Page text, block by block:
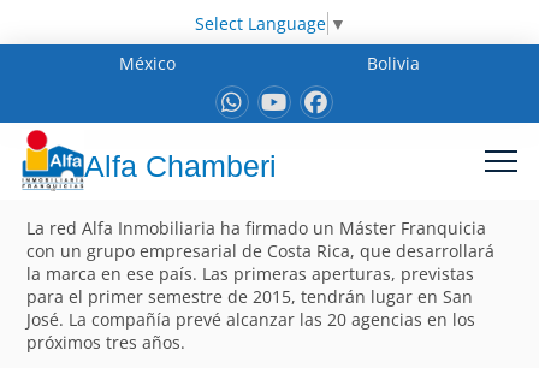
Select Language ▼
México
Bolivia
Alfa Chamberi
La red Alfa Inmobiliaria ha firmado un Máster Franquicia
con un grupo empresarial de Costa Rica, que desarrollará
la marca en ese país. Las primeras aperturas, previstas
para el primer semestre de 2015, tendrán lugar en San
José. La compañía prevé alcanzar las 20 agencias en los
próximos tres años.